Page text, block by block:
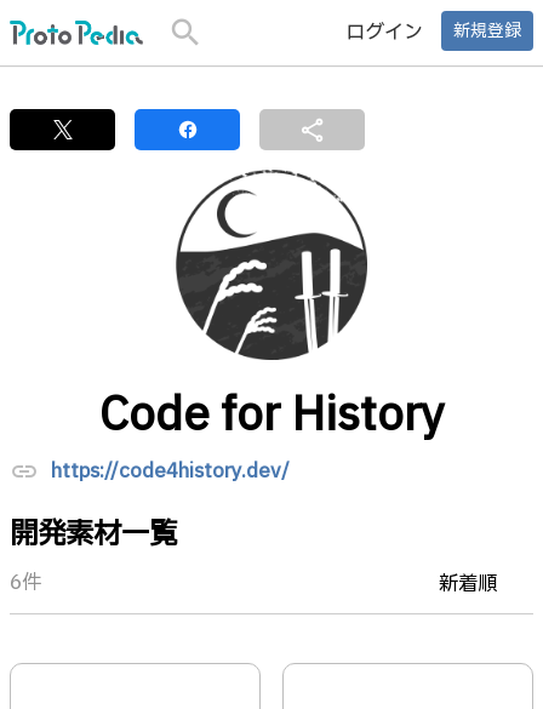
search ログイン 新規登録
share
Code for History
link https://code4history.dev/
開発素材一覧
6件 新着順